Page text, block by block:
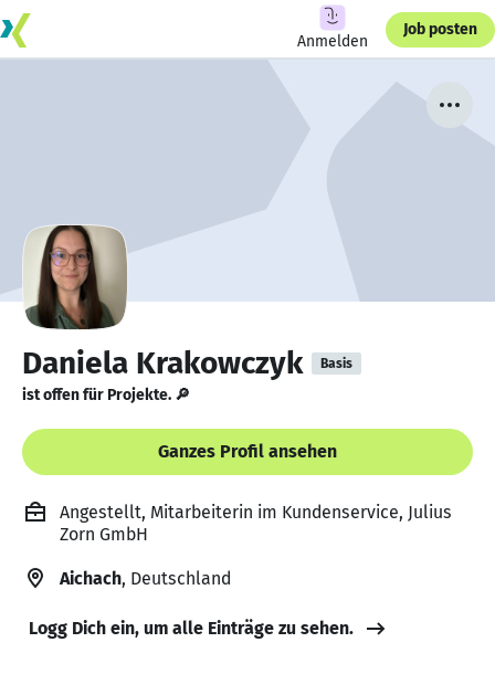
Anmelden
Job posten
Daniela Krakowczyk Basis
ist offen für Projekte. 🔎
Ganzes Profil ansehen
Angestellt, Mitarbeiterin im Kundenservice, Julius
Zorn GmbH
Aichach, Deutschland
Logg Dich ein, um alle Einträge zu sehen.